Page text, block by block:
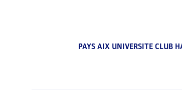
PAYS AIX UNIVERSITE CLUB